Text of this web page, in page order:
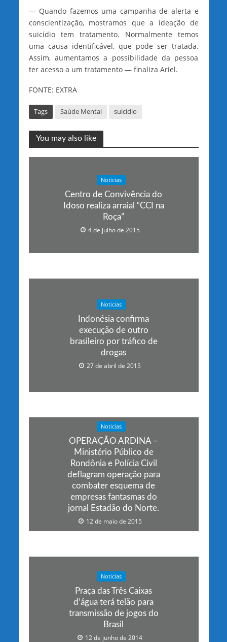
— Quando fazemos uma campanha de alerta e
conscientização, mostramos que a ideação de
suicídio tem tratamento. Normalmente temos
uma causa identificável, que pode ser tratada.
Assim, aumentamos a possibilidade da pessoa
ter acesso a um tratamento — finaliza Ariel.
FONTE: EXTRA
Tags Saúde Mental suicídio
You may also like
Noticias
Centro de Convivência do
Idoso realiza arraial “CCI na
Roça”
4 de julho de 2015
Noticias
Indonésia confirma
execução de outro
brasileiro por tráfico de
drogas
27 de abril de 2015
Noticias
OPERAÇÃO ARDINA –
Ministério Público de
Rondônia e Polícia Civil
deflagram operação para
combater esquema de
empresas fantasmas do
jornal Estadão do Norte.
12 de maio de 2015
Noticias
Praça das Três Caixas
d’água terá telão para
transmissão de jogos do
Brasil
12 de junho de 2014